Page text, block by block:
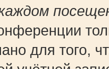
для того,